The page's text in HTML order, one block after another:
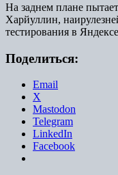
На заднем плане
Харйуллин,
тестирования в
Поделиться:
Email
X
Mastodon
Telegram
LinkedIn
Facebook